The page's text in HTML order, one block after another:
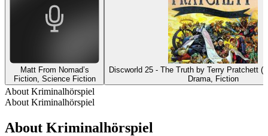
Matt From Nomad’s
Fiction, Science Fiction
Discworld 25 - The Truth by Terry Pratchett
Drama, Fiction
About Kriminalhörspiel
About Kriminalhörspiel
About Kriminalhörspiel